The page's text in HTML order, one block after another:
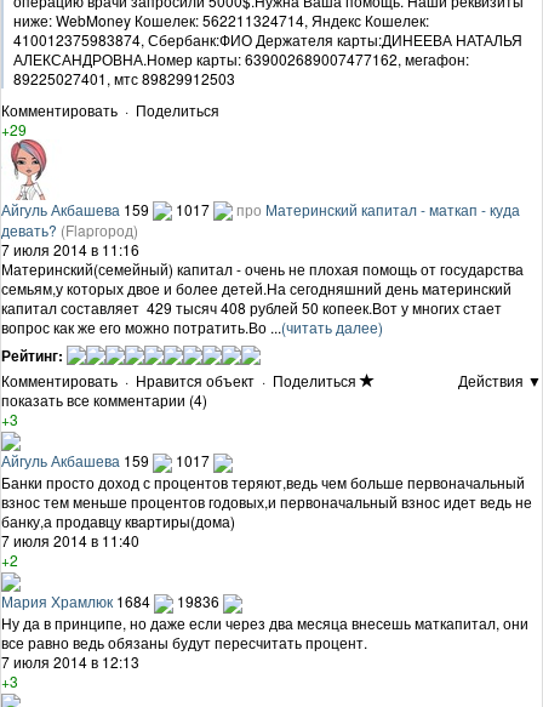
ниже: WebMoney Кошелек: 562211324714, Яндекс Кошелек:
410012375983874, Сбербанк:ФИО Держателя карты:ДИНЕЕВА НАТАЛЬЯ
АЛЕКСАНДРОВНА.Номер карты: 639002689007477162, мегафон:
89225027401, мтс 89829912503
Комментировать · Поделиться
+29
Айгуль Акбашева 159 1017 про Материнский капитал - маткап - куда
девать? (Flapгород)
7 июля 2014 в 11:16
Материнский(семейный) капитал - очень не плохая помощь от государства
семьям,у которых двое и более детей.На сегодняшний день материнский
капитал составляет 429 тысяч 408 рублей 50 копеек.Вот у многих стает
вопрос как же его можно потратить.Во ...(читать далее)
Рейтинг:
Комментировать · Нравится объект · Поделиться
Действия ▼
показать все комментарии (4)
+3
Айгуль Акбашева 159
1017
Банки просто доход с процентов теряют,ведь чем больше первоначальный
взнос тем меньше процентов годовых,и первоначальный взнос идет ведь не
банку,а продавцу квартиры(дома)
7 июля 2014 в 11:40
+2
Мария Храмлюк 1684
19836
Ну да в принципе, но даже если через два месяца внесешь маткапитал, они
все равно ведь обязаны будут пересчитать процент.
7 июля 2014 в 12:13
+3